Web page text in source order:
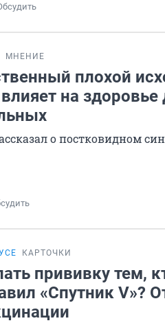
МНЕНИЕ
плохой
на
о постковидном
КАРТОЧКИ
прививку тем,
«Спутник V»?